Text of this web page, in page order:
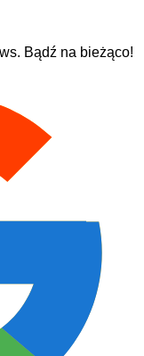
Bądź na bieżąco!